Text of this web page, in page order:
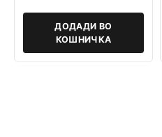
ДОДАДИ ВО
КОШНИЧКА